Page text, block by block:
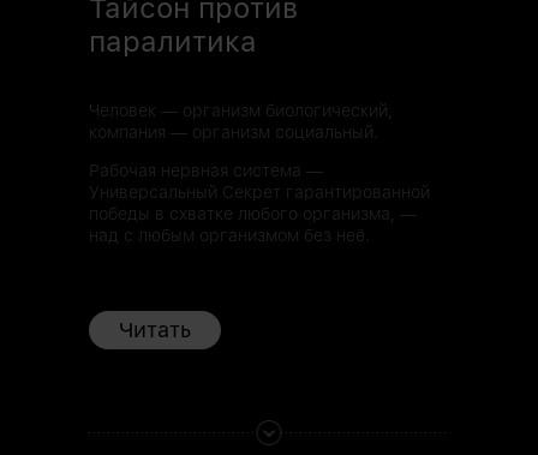
Тайсон против
паралитика
Человек — организм биологический,
компания — организм социальный.
Рабочая нервная система —
Универсальный Секрет гарантированной
победы в схватке любого организма, —
над с любым организмом без неё.
Читать